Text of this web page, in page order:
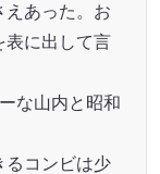
えあった。お
表に出して言
な山内と昭和
るコンビは少